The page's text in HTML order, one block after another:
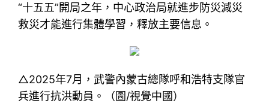
“十五五”開局之年，中心政治局就進步防災減災
救災才能進行集體學習，釋放主要信息。
△2025年7月，武警內蒙古總隊呼和浩特支隊官
兵進行抗洪動員。（圖/視覺中國）